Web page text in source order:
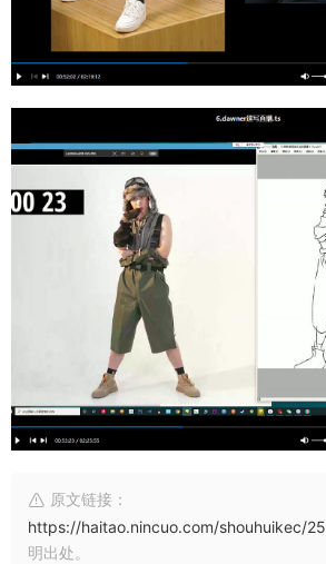
原文链接：
https://haitao.nincuo.com/shouhuikec/
明出处。